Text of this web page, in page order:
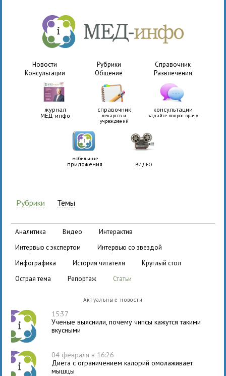
Новости Рубрики
Справочник
Консультации
Общение Развлечения
журнал
МЕД-инфо
справочник
лекарств и
учреждений
консультации
задайте вопрос врачу
мобильные
приложения ВИДЕО
Рубрики Темы
аналитика видео
интерактив
интервью с экспертом
интервью со звездой
инфографика
история читателя
круглый стол
острая тема
репортаж статьи
Актуальные новости
15:37
Ученые выяснили, почему чипсы кажутся такими
вкусными
04 февраля в 16:26
Диета с ограничением калорий омолаживает
мышцы